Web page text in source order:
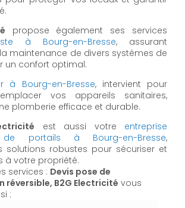
propose également ses services
à Bourg-en-Bresse, assurant
maintenance de divers systèmes de
un confort optimal.
à Bourg-en-Bresse, intervient pour
vos appareils sanitaires,
plomberie efficace et durable.
est aussi votre entreprise
de portails à Bourg-en-Bresse,
solutions robustes pour sécuriser et
à votre propriété.
services : Devis pose de
réversible, B2G Electricité vous
: